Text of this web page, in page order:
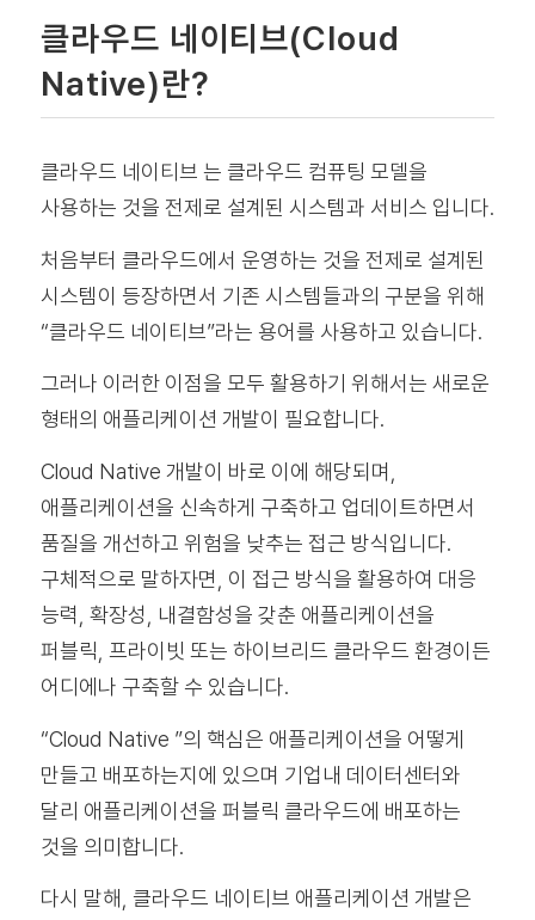
클라우드 네이티브(Cloud
Native)란?
클라우드 네이티브 는 클라우드 컴퓨팅 모델을
사용하는 것을 전제로 설계된 시스템과 서비스 입니다.
처음부터 클라우드에서 운영하는 것을 전제로 설계된
시스템이 등장하면서 기존 시스템들과의 구분을 위해
“클라우드 네이티브”라는 용어를 사용하고 있습니다.
그러나 이러한 이점을 모두 활용하기 위해서는 새로운
형태의 애플리케이션 개발이 필요합니다.
Cloud Native 개발이 바로 이에 해당되며,
애플리케이션을 신속하게 구축하고 업데이트하면서
품질을 개선하고 위험을 낮추는 접근 방식입니다.
구체적으로 말하자면, 이 접근 방식을 활용하여 대응
능력, 확장성, 내결함성을 갖춘 애플리케이션을
퍼블릭, 프라이빗 또는 하이브리드 클라우드 환경이든
어디에나 구축할 수 있습니다.
“Cloud Native ”의 핵심은 애플리케이션을 어떻게
만들고 배포하는지에 있으며 기업내 데이터센터와
달리 애플리케이션을 퍼블릭 클라우드에 배포하는
것을 의미합니다.
다시 말해, 클라우드 네이티브 애플리케이션 개발은